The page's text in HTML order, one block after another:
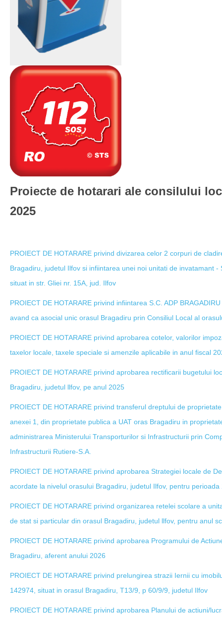
Proiecte de hotarari ale consilului
2025
PROIECT DE HOTARARE privind divizarea celor 2 corpuri de
Bragadiru, judetul Ilfov si infiintarea unei noi unitati de invatamant
situat in str. Gliei nr. 15A, jud. Ilfov
PROIECT DE HOTARARE privind infiintarea S.C. ADP
avand ca asocial unic orasul Bragadiru prin Consiliul Local al
PROIECT DE HOTARARE privind aprobarea cotelor, valorilor
taxelor locale, taxele speciale si amenzile aplicabile in anul fiscal
PROIECT DE HOTARARE privind aprobarea rectificarii bugetului
Bragadiru, judetul llfov, pe anul 2025
PROIECT DE HOTARARE privind transferul dreptului de
anexei 1, din proprietate publica a UAT oras Bragadiru in
administrarea Ministerului Transporturilor si Infrastructurii prin
Infrastructurii Rutiere-S.A.
PROIECT DE HOTARARE privind aprobarea Strategiei locale de
acordate la nivelul orasului Bragadiru, judetul Ilfov, pentru perioada
PROIECT DE HOTARARE privind organizarea retelei scolare a
de stat si particular din orasul Bragadiru, judetul llfov, pentru anul
PROIECT DE HOTARARE privind aprobarea Programului de
Bragadiru, aferent anului 2026
PROIECT DE HOTARARE privind prelungirea strazii Iernii cu
142974, situat in orasul Bragadiru, T13/9, p 60/9/9, judetul Ilfov
PROIECT DE HOTARARE privind aprobarea Planului de actiuni/